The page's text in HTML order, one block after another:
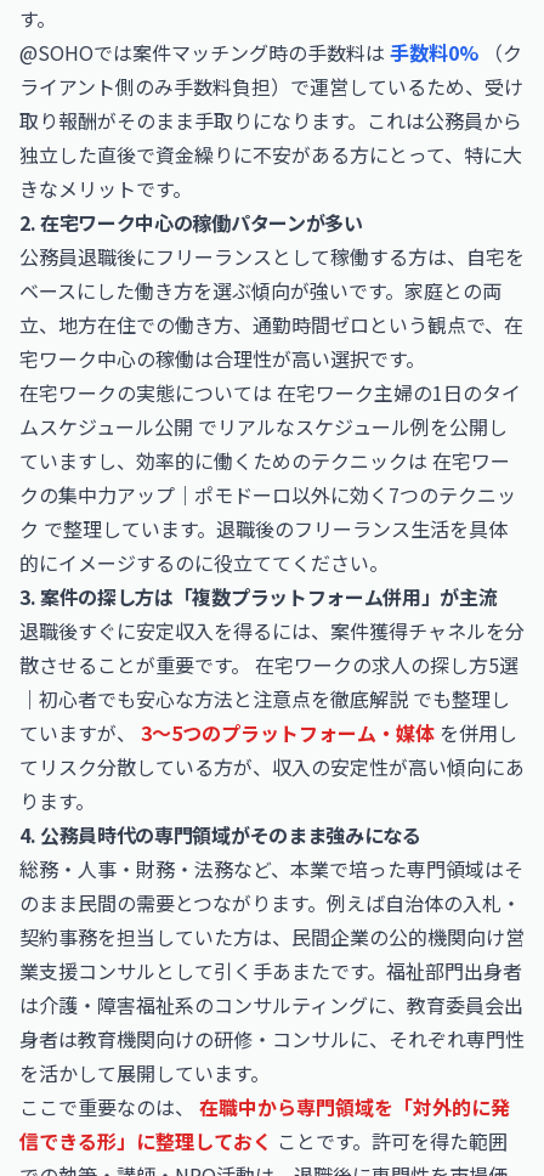
す。
@SOHOでは案件マッチング時の手数料は 手数料0% （ク
ライアント側のみ手数料負担）で運営しているため、受け
取り報酬がそのまま手取りになります。これは公務員から
独立した直後で資金繰りに不安がある方にとって、特に大
きなメリットです。
2. 在宅ワーク中心の稼働パターンが多い
公務員退職後にフリーランスとして稼働する方は、自宅を
ベースにした働き方を選ぶ傾向が強いです。家庭との両
立、地方在住での働き方、通勤時間ゼロという観点で、在
宅ワーク中心の稼働は合理性が高い選択です。
在宅ワークの実態については 在宅ワーク主婦の1日のタイ
ムスケジュール公開 でリアルなスケジュール例を公開し
ていますし、効率的に働くためのテクニックは 在宅ワー
クの集中力アップ｜ポモドーロ以外に効く7つのテクニッ
ク で整理しています。退職後のフリーランス生活を具体
的にイメージするのに役立ててください。
3. 案件の探し方は「複数プラットフォーム併用」が主流
退職後すぐに安定収入を得るには、案件獲得チャネルを分
散させることが重要です。 在宅ワークの求人の探し方5選
｜初心者でも安心な方法と注意点を徹底解説 でも整理し
ていますが、 3〜5つのプラットフォーム・媒体 を併用し
てリスク分散している方が、収入の安定性が高い傾向にあ
ります。
4. 公務員時代の専門領域がそのまま強みになる
総務・人事・財務・法務など、本業で培った専門領域はそ
のまま民間の需要とつながります。例えば自治体の入札・
契約事務を担当していた方は、民間企業の公的機関向け営
業支援コンサルとして引く手あまたです。福祉部門出身者
は介護・障害福祉系のコンサルティングに、教育委員会出
身者は教育機関向けの研修・コンサルに、それぞれ専門性
を活かして展開しています。
ここで重要なのは、 在職中から専門領域を「対外的に発
信できる形」に整理しておく ことです。許可を得た範囲